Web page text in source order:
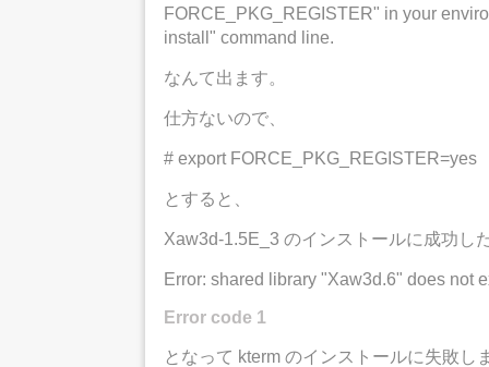
FORCE_PKG_REGISTER" in your
install" command line.
なんて出ます。
仕方ないので、
# export FORCE_PKG_REGISTER=yes
とすると、
Xaw3d-1.5E_3 のインストールに成功し
Error: shared library "Xaw3d.6" does not
Error code 1
となって kterm のインストールに失敗し